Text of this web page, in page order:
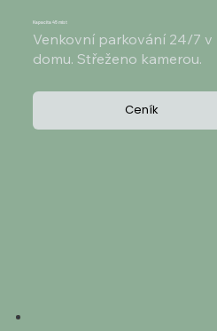
Kapacita 45 míst
Venkovní parkování 24/7
domu. Střeženo kamerou.
Ceník